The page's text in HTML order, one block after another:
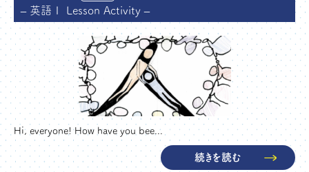
– 英語Ⅰ Lesson Activity –
Hi, everyone! How have you bee...
続きを読む